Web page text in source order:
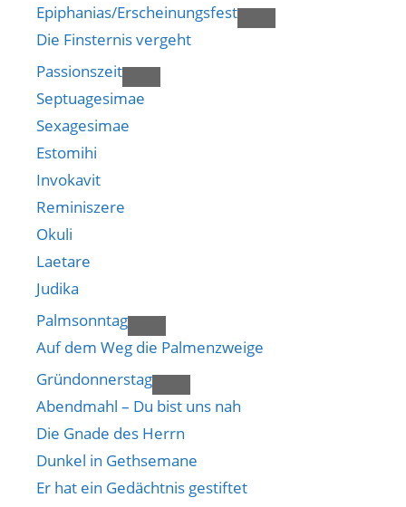
Epiphanias/Erscheinungsfest
Die Finsternis vergeht
Passionszeit
Septuagesimae
Sexagesimae
Estomihi
Invokavit
Reminiszere
Okuli
Laetare
Judika
Palmsonntag
Auf dem Weg die Palmenzweige
Gründonnerstag
Abendmahl – Du bist uns nah
Die Gnade des Herrn
Dunkel in Gethsemane
Er hat ein Gedächtnis gestiftet